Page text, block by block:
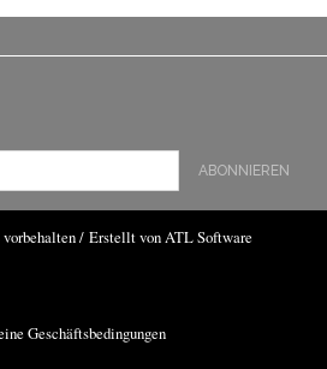
ABONNIEREN
/ Erstellt von ATL Software
Geschäftsbedingungen